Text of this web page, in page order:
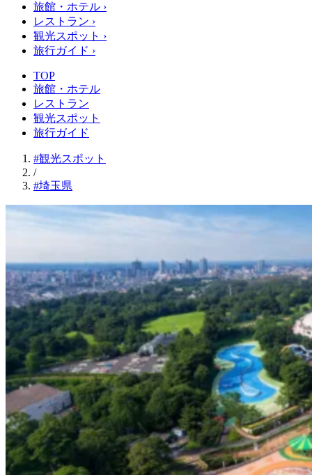
旅館・ホテル ›
レストラン ›
観光スポット ›
旅行ガイド ›
TOP
旅館・ホテル
レストラン
観光スポット
旅行ガイド
#観光スポット
/
#埼玉県